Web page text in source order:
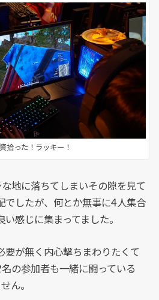
拾った！ラッキー！
地に落ちてしまいその隙を見て
でしたが、何とか無事に4人集合
感じに集まってました。
要が無く内心撃ちまわりたくて
の参加者も一緒に闘っている
ん。